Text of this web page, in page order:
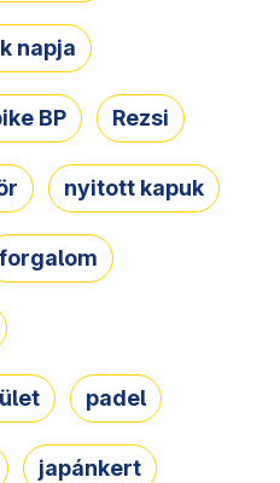
napja
BP Rezsi
nyitott kapuk
forgalom
padel
japánkert